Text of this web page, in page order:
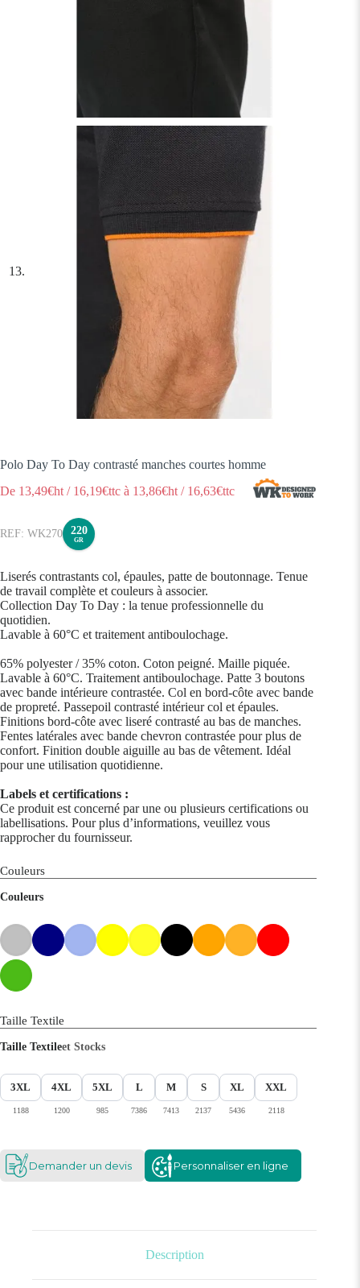
Polo Day To Day contrasté manches courtes homme
De 13,49€ht / 16,19€ttc à 13,86€ht / 16,63€ttc
WK270 220
GR
Liserés contrastants col, épaules, patte de boutonnage. Tenue
de travail complète et couleurs à associer.
Collection Day To Day : la tenue professionnelle du
quotidien.
Lavable à 60°C et traitement antiboulochage.
65% polyester / 35% coton. Coton peigné. Maille piquée.
Lavable à 60°C. Traitement antiboulochage. Patte 3 boutons
avec bande intérieure contrastée. Col en bord-côte avec bande
de propreté. Passepoil contrasté intérieur col et épaules.
Finitions bord-côte avec liseré contrasté au bas de manches.
Fentes latérales avec bande chevron contrastée pour plus de
confort. Finition double aiguille au bas de vêtement. Idéal
pour une utilisation quotidienne.
Labels et certifications :
Ce produit est concerné par une ou plusieurs certifications ou
labellisations. Pour plus d’informations, veuillez vous
rapprocher du fournisseur.
Couleurs
Couleurs
Taille Textile
Taille Textileet Stocks
3XL
1188
4XL
1200
5XL
985
L
7386
M
7413
S
2137
XL
5436
XXL
2118
Demander un devis Personnaliser en ligne
Description